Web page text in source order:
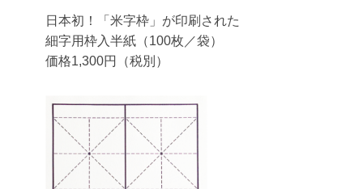
日本初！「米字枠」が印刷された
細字用枠入半紙（100枚／袋）
価格1,300円（税別）